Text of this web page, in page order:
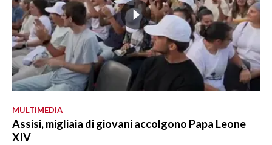
MULTIMEDIA
Assisi, migliaia di giovani accolgono Papa Leone
XIV